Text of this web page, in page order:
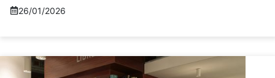
26/01/2026